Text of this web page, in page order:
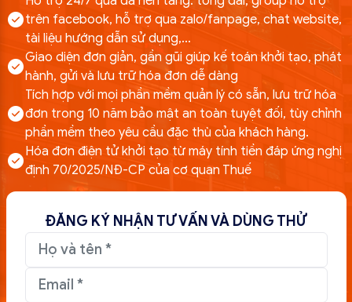
trên facebook, hỗ trợ qua zalo/fanpage, chat website,
tài liệu hướng dẫn sử dụng,...
Giao diện đơn giản, gần gũi giúp kế toán khởi tạo, phát
hành, gửi và lưu trữ hóa đơn dễ dàng
Tích hợp với mọi phần mềm quản lý có sẵn, lưu trữ hóa
đơn trong 10 năm bảo mật an toàn tuyệt đối, tùy chỉnh
phần mềm theo yêu cầu đặc thù của khách hàng.
Hóa đơn điện tử khởi tạo từ máy tính tiền đáp ứng nghị
định 70/2025/NĐ-CP của cơ quan Thuế
ĐĂNG KÝ NHẬN TƯ VẤN VÀ DÙNG THỬ